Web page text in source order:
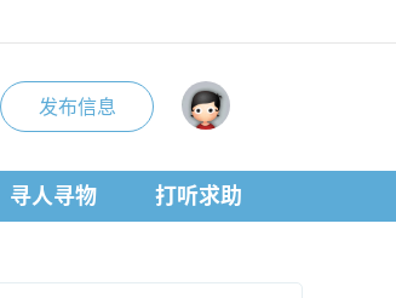
发布信息
寻人寻物 打听求助